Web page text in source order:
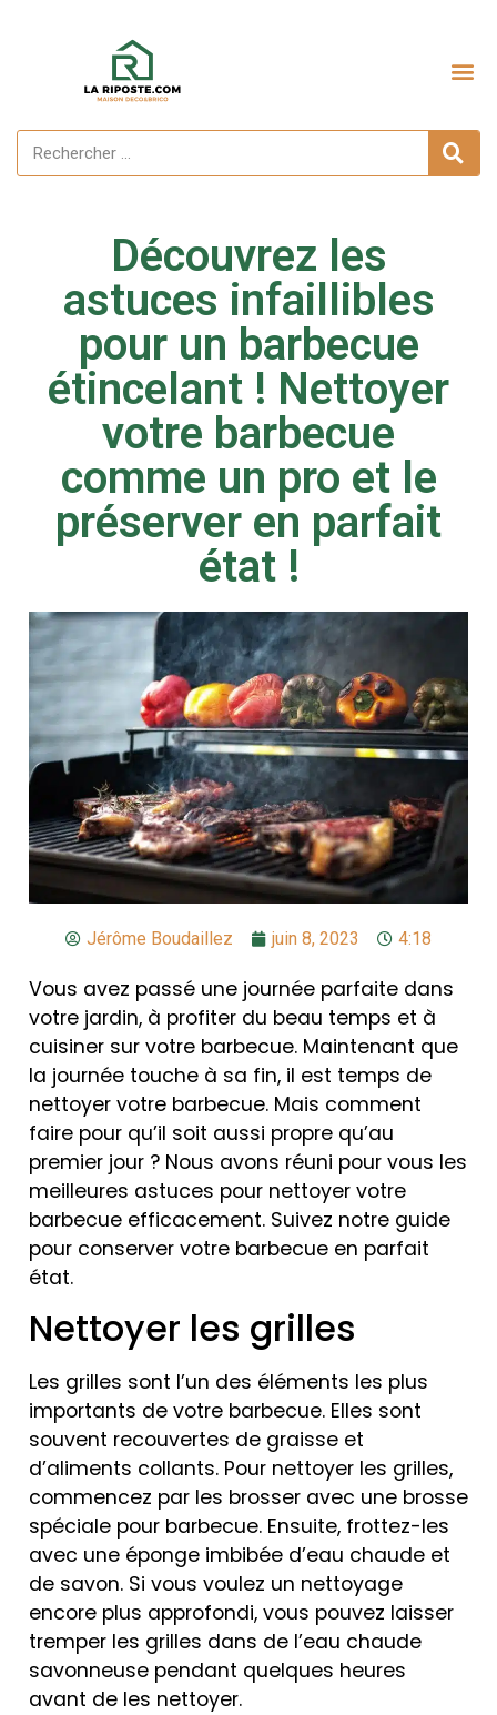
Découvrez les
astuces infaillibles
pour un barbecue
étincelant ! Nettoyer
votre barbecue
comme un pro et le
préserver en parfait
état !
Jérôme Boudaillez juin 8, 2023 4:18
Vous avez passé une journée parfaite dans
votre jardin, à profiter du beau temps et à
cuisiner sur votre barbecue. Maintenant que
la journée touche à sa fin, il est temps de
nettoyer votre barbecue. Mais comment
faire pour qu’il soit aussi propre qu’au
premier jour ? Nous avons réuni pour vous les
meilleures astuces pour nettoyer votre
barbecue efficacement. Suivez notre guide
pour conserver votre barbecue en parfait
état.
Nettoyer les grilles
Les grilles sont l’un des éléments les plus
importants de votre barbecue. Elles sont
souvent recouvertes de graisse et
d’aliments collants. Pour nettoyer les grilles,
commencez par les brosser avec une brosse
spéciale pour barbecue. Ensuite, frottez-les
avec une éponge imbibée d’eau chaude et
de savon. Si vous voulez un nettoyage
encore plus approfondi, vous pouvez laisser
tremper les grilles dans de l’eau chaude
savonneuse pendant quelques heures
avant de les nettoyer.